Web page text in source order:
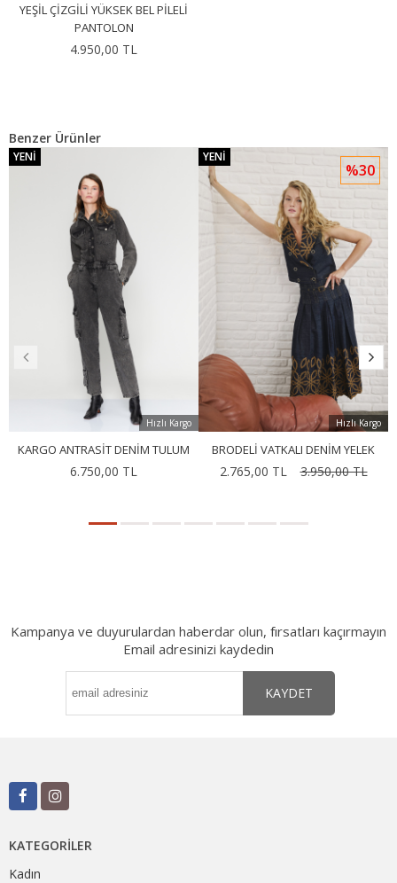
YEŞIL ÇIZGILI YÜKSEK BEL PILELI
PANTOLON
4.950,00 TL
Benzer Ürünler
Hızlı Kargo
KARGO ANTRASIT DENIM TULUM
6.750,00 TL
YENI
Hızlı Kargo
BRODELI VATKALI DENIM YELEK
2.765,00 TL 3.950,00 TL
%30
YENI
Kampanya ve duyurulardan haberdar olun, fırsatları kaçırmayın
Email adresinizi kaydedin
KAYDET
KATEGORILER
Kadın